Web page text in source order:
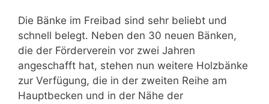
Die Bänke im Freibad sind sehr beliebt und
schnell belegt. Neben den 30 neuen Bänken,
die der Förderverein vor zwei Jahren
angeschafft hat, stehen nun weitere Holzbänke
zur Verfügung, die in der zweiten Reihe am
Hauptbecken und in der Nähe der